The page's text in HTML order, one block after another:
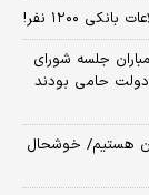
۱۲۰۰ نفر!
جلسه شورای
دولت حامی بودند
هستیم/ خوشحال